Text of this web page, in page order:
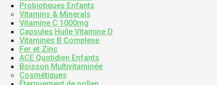
Probiotiques Enfants
Vitamins & Minerals
Vitamine C 1000mg
Capsules Huile Vitamine D
Vitamines B Complexe
Fer et Zinc
ACE Quotidien Enfants
Boisson Multivitaminée
Cosmétiques